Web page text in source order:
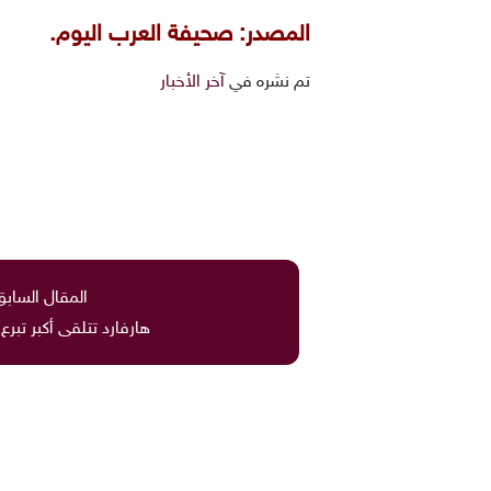
المصدر: صحيفة العرب اليوم.
تم نشره في آخر الأخبار
المقال
هارفارد تتلقى أكبر